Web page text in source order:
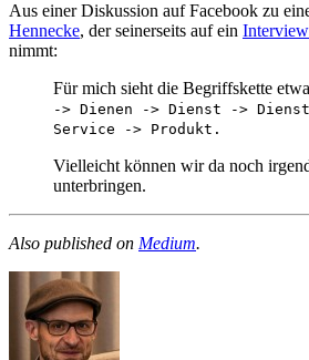
Aus einer Diskussion auf Facebook zu
Hennecke, der seinerseits auf ein
nimmt:
Für mich sieht die Begriffskette
-> Dienen -> Dienst ->
Service -> Produkt.
Vielleicht können wir da noch
unterbringen.
Also published on Medium.